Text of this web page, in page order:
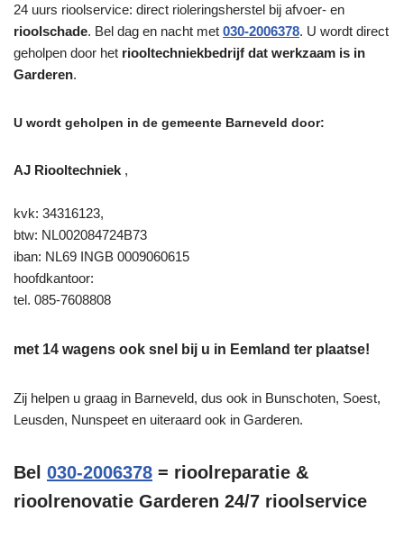
24 uurs rioolservice: direct rioleringsherstel bij afvoer- en
rioolschade. Bel dag en nacht met 030-2006378. U wordt direct
geholpen door het riooltechniekbedrijf dat werkzaam is in
Garderen.
U wordt geholpen in de gemeente Barneveld door:
AJ Riooltechniek ,
kvk: 34316123,
btw: NL002084724B73
iban: NL69 INGB 0009060615
hoofdkantoor:
tel. 085-7608808
met 14 wagens ook snel bij u in Eemland ter plaatse!
Zij helpen u graag in Barneveld, dus ook in Bunschoten, Soest,
Leusden, Nunspeet en uiteraard ook in Garderen.
Bel 030-2006378 = rioolreparatie &
rioolrenovatie Garderen 24/7 rioolservice